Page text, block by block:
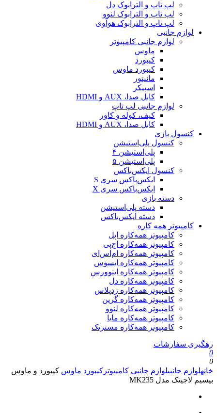
لپ تاپ و الترابوک دل
لپ تاپ و الترابوک لنوو
لپ تاپ و الترابوک هوآوی
لوازم جانبی
لوازم جانبی کامپیوتر
ماوس
کیبورد
کیبورد ماوس
مانیتور
اسپیکر
کابل صدا، AUX و HDMI
لوازم جانبی لپ تاپ
کیف، کوله و کاور
کابل صدا، AUX و HDMI
کنسول بازی
کنسول پلی‌استیشن
پلی‌استیشن ۴
پلی‌استیشن ۵
کنسول ایکس‌باکس
ایکس‌باکس سری S
ایکس‌باکس سری X
دسته بازی
دسته پلی‌استیشن
دسته ایکس‌باکس
کامپیوتر همه کاره
کامپیوتر همه‌کاره اپل
کامپیوتر همه‌کاره اچ‌پی
کامپیوتر همه‌کاره ام‌اس‌ای
کامپیوتر همه‌کاره ایسوس
کامپیوتر همه‌کاره اینوورس
کامپیوتر همه‌کاره دل
کامپیوتر همه‌کاره زدپلاس
کامپیوتر همه‌کاره گرین
کامپیوتر همه‌کاره لنوو
کامپیوتر همه‌کاره مایا
کامپیوتر همه‌کاره مسترتک
رهگیری سفارشات
0
0
خانهلوازم جانبیلوازم جانبی کامپیوتر کیبورد ماوس کیبورد و ماوس
بیسیم لاجیتک مدل MK235